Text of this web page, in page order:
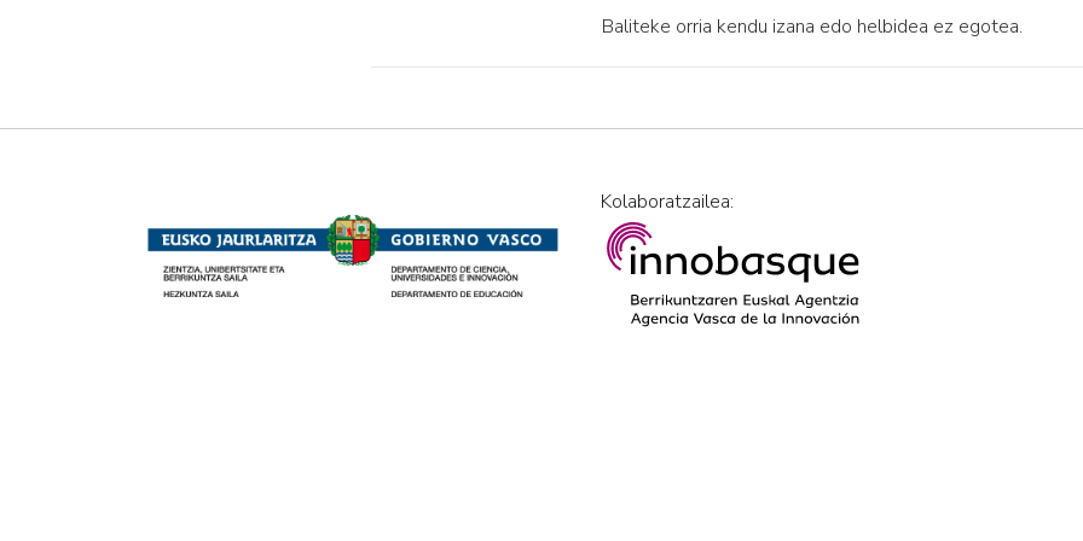
Baliteke orria kendu izana edo helbidea ez egotea.
Kolaboratzailea: